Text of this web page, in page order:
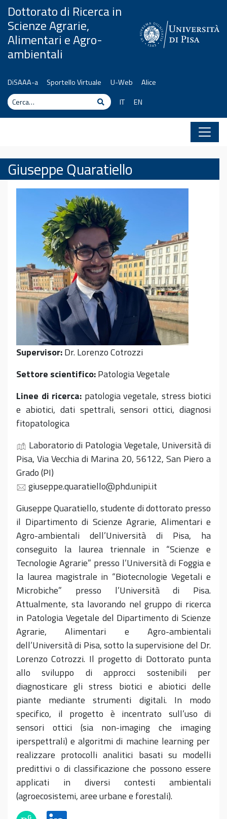
Vai al contenuto
Dottorato di Ricerca in
Scienze Agrarie,
Alimentari e Agro-
ambientali
DiSAAA-a Sportello Virtuale U-Web
Alice
Cerca
CercaIT EN
Giuseppe Quaratiello
Supervisor:Dr. Lorenzo Cotrozzi
Settore scientifico:Patologia Vegetale
Linee di ricerca: patologia vegetale, stress biotici
e abiotici, datispettrali,sensori ottici, diagnosi
fitopatologica
Laboratorio di Patologia Vegetale, Università di
Pisa, Via Vecchia di Marina 20, 56122, San Piero a
Grado (PI)
giuseppe.quaratiello@phd.unipi.it
GiuseppeQuaratiello, studente di dottorato presso
il Dipartimento di Scienze Agrarie, Alimentari e
Agro-ambientali dell’Università di Pisa, ha
conseguito la laurea triennale in “Scienze e
Tecnologie Agrarie” presso l’Università di Foggia e
la laurea magistrale in “Biotecnologie Vegetali e
Microbiche” presso l’Università di Pisa.
Attualmente, sta lavorando nel gruppo di ricerca
in Patologia Vegetale del Dipartimento di Scienze
Agrarie, Alimentari e Agro-ambientali
dell’Università di Pisa, sotto la supervisione del Dr.
LorenzoCotrozzi. Il progetto di Dottorato punta
allo sviluppo di approcci sostenibili per
diagnosticare gli stress biotici e abiotici delle
piante mediante strumenti digitali. In modo
specifico, il progetto è incentrato sull’uso di
sensori ottici (sia non-imaging che imaging
iperspettrali) e algoritmi di machine learning per
realizzare protocolli analitici basati su modelli
predittivi o di classificazione che possono essere
applicati in diversi contesti ambientali
(agroecosistemi, areeurbanee forestali).